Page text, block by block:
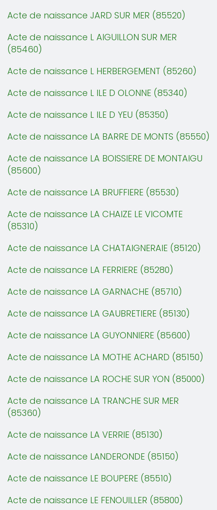
Acte de naissance JARD SUR MER (85520)
Acte de naissance L AIGUILLON SUR MER
(85460)
Acte de naissance L HERBERGEMENT (85260)
Acte de naissance L ILE D OLONNE (85340)
Acte de naissance L ILE D YEU (85350)
Acte de naissance LA BARRE DE MONTS (85550)
Acte de naissance LA BOISSIERE DE MONTAIGU
(85600)
Acte de naissance LA BRUFFIERE (85530)
Acte de naissance LA CHAIZE LE VICOMTE
(85310)
Acte de naissance LA CHATAIGNERAIE (85120)
Acte de naissance LA FERRIERE (85280)
Acte de naissance LA GARNACHE (85710)
Acte de naissance LA GAUBRETIERE (85130)
Acte de naissance LA GUYONNIERE (85600)
Acte de naissance LA MOTHE ACHARD (85150)
Acte de naissance LA ROCHE SUR YON (85000)
Acte de naissance LA TRANCHE SUR MER
(85360)
Acte de naissance LA VERRIE (85130)
Acte de naissance LANDERONDE (85150)
Acte de naissance LE BOUPERE (85510)
Acte de naissance LE FENOUILLER (85800)